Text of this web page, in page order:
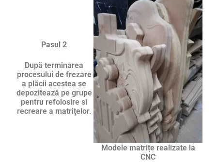
Modele matrițe realizate la
CNC
Pasul 2
După terminarea
procesului de frezare
a plăcii acestea se
depozitează pe grupe
pentru refolosire si
recreare a matrițelor.